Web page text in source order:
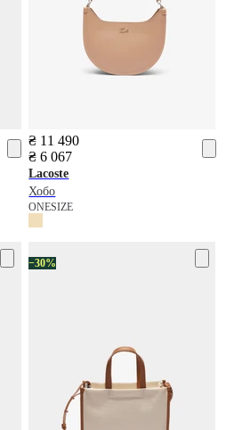
₴ 11 490
₴ 6 067
Lacoste
Хобо
ONESIZE
−30%